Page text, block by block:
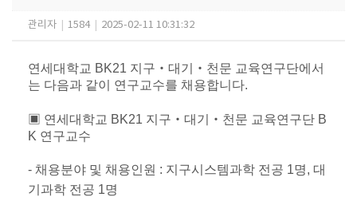
관리자 1584 2025-02-11 10:31:32
연세대학교 BK21 지구 ‧ 대기 ‧ 천문 교육연구단에서
는 다음과 같이 연구교수를 채용합니다.
▣ 연세대학교 BK21 지구 ‧ 대기 ‧ 천문 교육연구단 B
K 연구교수
- 채용분야 및 채용인원 : 지구시스템과학 전공 1명, 대
기과학 전공 1명